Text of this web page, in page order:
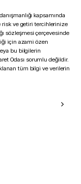
kapsamında
risk ve getiri tercihlerinize
sözleşmesi çerçevesinde
için azami özen
bu bilgilerin
Odası sorumlu değildir.
tüm bilgi ve verilerin